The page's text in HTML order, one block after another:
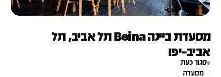
מסעדת ביינה Beina תל אביב, תל
אביב-יפו
סגור כעת
מסעדה